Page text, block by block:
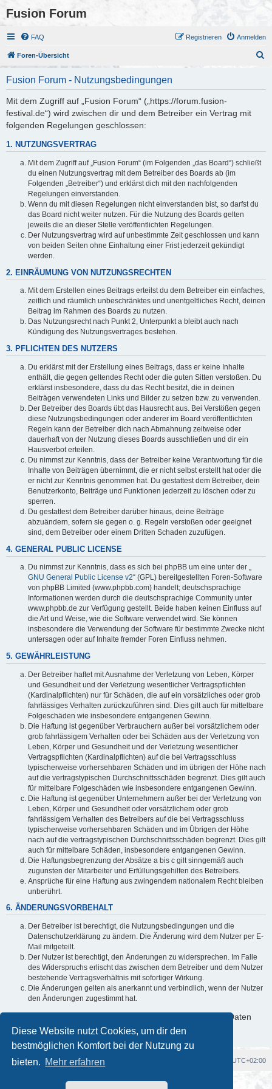
Diese Website nutzt Cookies, um dir den
bestmöglichen Komfort bei der Nutzung zu
bieten. Mehr erfahren
Fusion Forum
FAQ Anmelden
Registrieren
Foren-Übersicht
Fusion Forum - Nutzungsbedingungen
Mit dem Zugriff auf „Fusion Forum“ („https://forum.fusion-
festival.de“) wird zwischen dir und dem Betreiber ein Vertrag mit
folgenden Regelungen geschlossen:
1. NUTZUNGSVERTRAG
Mit dem Zugriff auf „Fusion Forum“ (im Folgenden „das Board“) schließt
du einen Nutzungsvertrag mit dem Betreiber des Boards ab (im
Folgenden „Betreiber“) und erklärst dich mit den nachfolgenden
Regelungen einverstanden.
Wenn du mit diesen Regelungen nicht einverstanden bist, so darfst du
das Board nicht weiter nutzen. Für die Nutzung des Boards gelten
jeweils die an dieser Stelle veröffentlichten Regelungen.
Der Nutzungsvertrag wird auf unbestimmte Zeit geschlossen und kann
von beiden Seiten ohne Einhaltung einer Frist jederzeit gekündigt
werden.
2. EINRÄUMUNG VON NUTZUNGSRECHTEN
Mit dem Erstellen eines Beitrags erteilst du dem Betreiber ein einfaches,
zeitlich und räumlich unbeschränktes und unentgeltliches Recht, deinen
Beitrag im Rahmen des Boards zu nutzen.
Das Nutzungsrecht nach Punkt 2, Unterpunkt a bleibt auch nach
Kündigung des Nutzungsvertrages bestehen.
3. PFLICHTEN DES NUTZERS
Du erklärst mit der Erstellung eines Beitrags, dass er keine Inhalte
enthält, die gegen geltendes Recht oder die guten Sitten verstoßen. Du
erklärst insbesondere, dass du das Recht besitzt, die in deinen
Beiträgen verwendeten Links und Bilder zu setzen bzw. zu verwenden.
Der Betreiber des Boards übt das Hausrecht aus. Bei Verstößen gegen
diese Nutzungsbedingungen oder anderer im Board veröffentlichten
Regeln kann der Betreiber dich nach Abmahnung zeitweise oder
dauerhaft von der Nutzung dieses Boards ausschließen und dir ein
Hausverbot erteilen.
Du nimmst zur Kenntnis, dass der Betreiber keine Verantwortung für die
Inhalte von Beiträgen übernimmt, die er nicht selbst erstellt hat oder die
er nicht zur Kenntnis genommen hat. Du gestattest dem Betreiber, dein
Benutzerkonto, Beiträge und Funktionen jederzeit zu löschen oder zu
sperren.
Du gestattest dem Betreiber darüber hinaus, deine Beiträge
abzuändern, sofern sie gegen o. g. Regeln verstoßen oder geeignet
sind, dem Betreiber oder einem Dritten Schaden zuzufügen.
4. GENERAL PUBLIC LICENSE
Du nimmst zur Kenntnis, dass es sich bei phpBB um eine unter der „
GNU General Public License v2“ (GPL) bereitgestellten Foren-Software
von phpBB Limited (www.phpbb.com) handelt; deutschsprachige
Informationen werden durch die deutschsprachige Community unter
www.phpbb.de zur Verfügung gestellt. Beide haben keinen Einfluss auf
die Art und Weise, wie die Software verwendet wird. Sie können
insbesondere die Verwendung der Software für bestimmte Zwecke nicht
untersagen oder auf Inhalte fremder Foren Einfluss nehmen.
5. GEWÄHRLEISTUNG
Der Betreiber haftet mit Ausnahme der Verletzung von Leben, Körper
und Gesundheit und der Verletzung wesentlicher Vertragspflichten
(Kardinalpflichten) nur für Schäden, die auf ein vorsätzliches oder grob
fahrlässiges Verhalten zurückzuführen sind. Dies gilt auch für mittelbare
Folgeschäden wie insbesondere entgangenen Gewinn.
Die Haftung ist gegenüber Verbrauchern außer bei vorsätzlichem oder
grob fahrlässigem Verhalten oder bei Schäden aus der Verletzung von
Leben, Körper und Gesundheit und der Verletzung wesentlicher
Vertragspflichten (Kardinalpflichten) auf die bei Vertragsschluss
typischerweise vorhersehbaren Schäden und im übrigen der Höhe nach
auf die vertragstypischen Durchschnittsschäden begrenzt. Dies gilt auch
für mittelbare Folgeschäden wie insbesondere entgangenen Gewinn.
Die Haftung ist gegenüber Unternehmern außer bei der Verletzung von
Leben, Körper und Gesundheit oder vorsätzlichem oder grob
fahrlässigem Verhalten des Betreibers auf die bei Vertragsschluss
typischerweise vorhersehbaren Schäden und im Übrigen der Höhe
nach auf die vertragstypischen Durchschnittsschäden begrenzt. Dies gilt
auch für mittelbare Schäden, insbesondere entgangenen Gewinn.
Die Haftungsbegrenzung der Absätze a bis c gilt sinngemäß auch
zugunsten der Mitarbeiter und Erfüllungsgehilfen des Betreibers.
Ansprüche für eine Haftung aus zwingendem nationalem Recht bleiben
unberührt.
6. ÄNDERUNGSVORBEHALT
Der Betreiber ist berechtigt, die Nutzungsbedingungen und die
Datenschutzerklärung zu ändern. Die Änderung wird dem Nutzer per E-
Mail mitgeteilt.
Der Nutzer ist berechtigt, den Änderungen zu widersprechen. Im Falle
des Widerspruchs erlischt das zwischen dem Betreiber und dem Nutzer
bestehende Vertragsverhältnis mit sofortiger Wirkung.
Die Änderungen gelten als anerkannt und verbindlich, wenn der Nutzer
den Änderungen zugestimmt hat.
Informationen über den Umgang mit deinen persönlichen Daten
sind in der Datenschutzerklärung enthalten.
Foren-Übersicht UTC+02:00
Powered byphpBB® Forum Software © phpBB Limited